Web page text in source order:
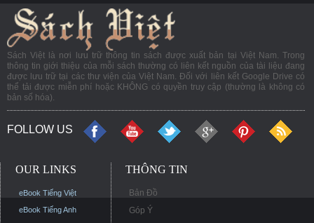
Sách Việt là nơi lưu trữ thông tin sách được xuất bản tại Việt Nam. Trong
thông tin giới thiệu của mỗi sách thường có liên kết nguồn của tài liệu đang
được lưu trữ tại các thư viện của Việt Nam. Đối với liên kết Google Drive có
thể tải được miễn phí hoặc KHÔNG có quyền truy cập (thường là không có
bản số hóa).
FOLLOW US
OUR LINKS
eBook Tiếng Việt
eBook Tiếng Anh
THÔNG TIN
Bản Đồ
Góp Ý